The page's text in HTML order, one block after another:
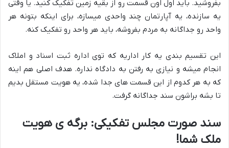
بفروشید. باید اول اون قسمت رو از بقیه زمین تفکیک کنید. یا وقتی
یه سازنده، یه آپارتمان چند واحدی میسازه، برای اینکه بتونه هر
واحد رو جداگانه به مردم بفروشه، باید هر واحد رو تفکیک کنه.
این تقسیم بندی یه کار اداریه که توی اداره ثبت اسناد و املاک
انجام میشه و نیازی به رفتن به دادگاه نداره. هدف اصلی هم اینه
که به هر کدوم از این قسمت های جدا شده، یه هویت مستقل بدیم
تا بشه براشون سند جداگانه گرفت.
سند صورت مجلس تفکیکی: برگه ی هویت
ملک شما!